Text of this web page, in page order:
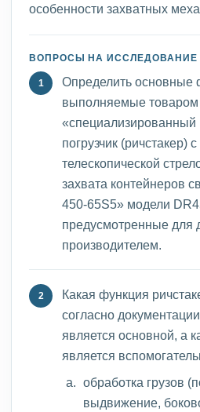
особенности захватных
ВОПРОСЫ НА ИССЛЕДОВАНИЕ
Определить основные
выполняемые товаром
«специализированный
погрузчик (ричстакер)
телескопической
захвата контейнеров
450-65S5» модели
предусмотренные для
производителем.
Какая функция
согласно
является основной, а
является
обработка грузов
выдвижение,